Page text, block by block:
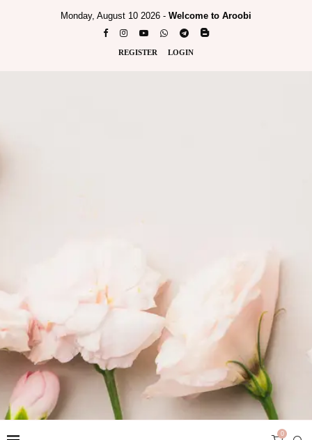
Monday, August 10 2026 - Welcome to Aroobi
REGISTER LOGIN
0